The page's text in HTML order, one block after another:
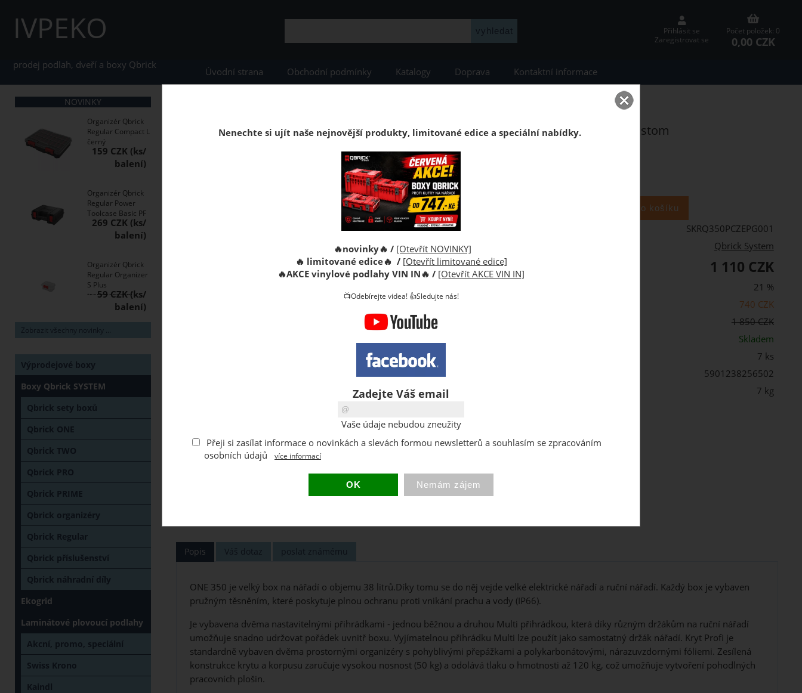
Přihlásit se
Zaregistrovat se
Počet položek: 0
0,00 CZK
IVPEKO
prodej podlah, dveří a boxy Qbrick
Úvodní strana Obchodní podmínky Katalogy Doprava Kontaktní informace
Kufr na nářadí Qbrick System ONE 350 1.0 Profi RED Ultra HD Custom
Qbrick System ONE 350 je velký box na nářadí o objemu 38 litrů
SKRQ350PCZEPG001
Qbrick System
Cena s DPH:
1 110 CZK
21 %
740 CZK
1 850 CZK
Skladem
7 ks
5901238256502
7 kg
Popis Váš dotaz poslat známému
ONE 350 je velký box na nářadí o objemu 38 litrů.Díky tomu se do něj vejde velké elektrické nářadí a ruční nářadí. Každý box je vybaven
pružným těsněním, které poskytuje plnou ochranu proti vnikání prachu a vody (IP66).
Je vybavena dvěma nastavitelnými přihrádkami - jednou běžnou a druhou Multi přihrádkou, která díky různým držákům na ruční nářadí
umožňuje snadno udržovat pořádek uvnitř boxu. Vyjímatelnou přihrádku Multi lze použít jako samostatný držák nářadí. Kryt Profi je
standardně vybaven dvěma prostornými organizéry s pohyblivými přepážkami a polykarbonátovými, nárazuvzdornými fóliemi. Zesílená
konstrukce krytu a korpusu zaručuje vysokou nosnost (50 kg) a odolává tlaku o hmotnosti až 120 kg, což umožňuje vytvoření pohodlných
pracovních plošin.
NOVINKY
Organizér Qbrick
Regular Compact L
černý
159 CZK
Organizér Qbrick
Regular Power
Toolcase Basic PF
269 CZK
Organizér Qbrick
Regular Organizer
S Plus
transparentní
59 CZK
Zobrazit všechny novinky ...
Výprodejové boxy
Boxy Qbrick SYSTEM
Qbrick sety boxů
Qbrick ONE
Qbrick TWO
Qbrick PRO
Qbrick PRIME
Qbrick organizéry
Qbrick Regular
Qbrick příslušenství
Qbrick náhradní díly
Ekogrid
Laminátové plovoucí podlahy
Akcní, promo, speciální
Swiss Krono
Kaindl
Nenechte si ujít naše nejnovější produkty, limitované edice a speciální nabídky.
🔥novinky🔥 / [Otevřít NOVINKY]
🔥 limitované edice🔥 / [Otevřít limitované edice]
🔥AKCE vinylové podlahy VIN IN🔥 / [Otevřít AKCE VIN IN]
📺Odebírejte videa! 👍Sledujte nás!
Zadejte Váš email
Vaše údaje nebudou zneužity
Přeji si zasílat informace o novinkách a slevách formou newsletterů a souhlasím se zpracováním
osobních údajů
více informací